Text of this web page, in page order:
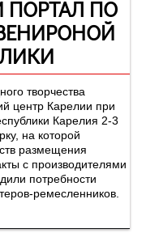
ПО
творчества
центр Карелии при
Карелия 2-3
на которой
размещения
с производителями
потребности
ремесленников.